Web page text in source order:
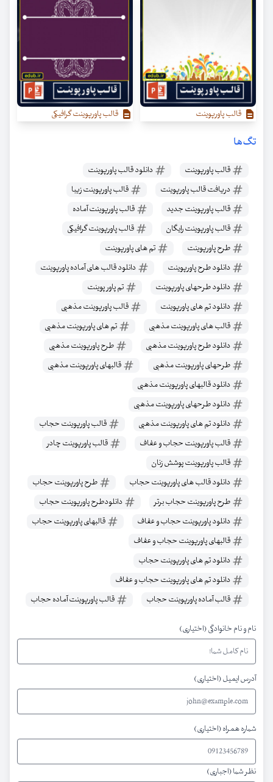
قالب پاورپوینت قالب پاورپوینت گرافیکی
تگ‌ها
قالب پاورپوینت
دانلود قالب پاورپوینت
دریافت قالب پاورپوینت
قالب پاورپوینت زیبا
قالب پاورپوینت جدید
قالب پاورپوینت آماده
قالب پاورپوینت رایگان
قالب پاورپوینت گرافیکی
طرح پاورپوینت
تم های پاورپوینت
دانلود طرح پاورپوینت
دانلود قالب های آماده پاورپوینت
دانلود طرحهای پاورپوینت
تم پاور پوینت
دانلود تم های پاورپوینت
قالب پاورپوینت مذهبی
قالب های پاورپوینت مذهبی
تم های پاورپوینت مذهبی
دانلود طرح پاورپوینت مذهبی
طرح پاورپوینت مذهبی
طرحهای پاورپوینت مذهبی
قالبهای پاورپوینت مذهبی
دانلود قالبهای پاورپوینت مذهبی
دانلود طرحهای پاورپوینت مذهبی
دانلود تم های پاورپوینت مذهبی
قالب پاورپوینت حجاب
قالب پاورپوینت حجاب و عفاف
قالب پاورپوینت چادر
قالب پاورپوینت پوشش زنان
دانلود قالب های پاورپوینت حجاب
طرح پاورپوینت حجاب
طرح پاورپوینت حجاب برتر
دانلودطرح پاورپوینت حجاب
دانلود پاورپوینت حجاب و عفاف
قالبهای پاورپوینت حجاب
قالبهای پاورپوینت حجاب و عفاف
دانلود تم های پاورپوینت حجاب
دانلود تم های پاورپوینت حجاب و عفاف
قالب آماده پاورپوینت حجاب
قالب پاورپوینت آماده حجاب
نام و نام خانوادگی (اختیاری)
آدرس ایمیل (اختیاری)
شماره همراه (اختیاری)
نظر شما (اجباری)